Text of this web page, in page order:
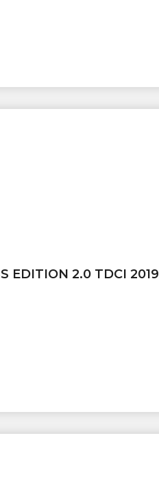
EDITION 2.0 TDCI 2019